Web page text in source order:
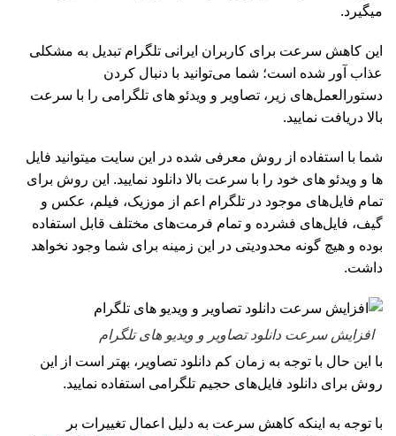
میگیرد.
این کاهش سرعت برای کاربران ایرانی تلگرام تبدیل به مشکلی
عذاب آور شده است؛ شما می‌توانید با دنبال کردن
دستور‌العمل‌های زیر، تصاویر و ویدئو های تلگرامی را با سرعت
بالا دریافت نمایید.
شما با استفاده از روش معرفی شده در این سایت میتوانید فایل
ها و ویدئو های خود را با سرعت بالا دانلود نمایید. این روش برای
تمام فایل‌های موجود در تلگرام اعم از موزیک، فیلم، عکس و
گیف، فایل‌های فشرده و تمام فرمت‌های مختلف قابل استفاده
بوده و هیچ گونه محدودیتی در این زمینه برای شما وجود نخواهد
داشت.
افزایش سرعت دانلود تصاویر و ویدیو های تلگرام
با این حال با توجه به زمان کم دانلود تصاویر، بهتر است از این
روش برای دانلود فایل‌های حجیم تلگرامی استفاده نمایید.
با توجه به اینکه کاهش سرعت به دلیل اعمال تغییرات بر